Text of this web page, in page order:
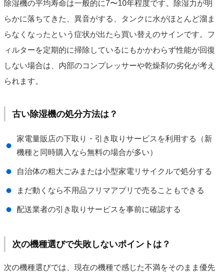
除湿機の平均寿命は一般的に7〜10年程度です。除湿力が明
らかに落ちてきた、異音がする、タンクに水がほとんど溜ま
らなくなったという症状が出たら買い替えのサインです。フ
ィルターを定期的に掃除しているにもかかわらず性能が回復
しない場合は、内部のコンプレッサーや乾燥剤の劣化が考え
られます。
古い除湿機の処分方法は？
家電量販店の下取り・引き取りサービスを利用する（新
機種と同時購入なら無料の場合が多い）
自治体の粗大ごみまたは小型家電リサイクルで処分する
まだ動くなら不用品フリマアプリで売ることもできる
配送業者の引き取りサービスを事前に確認する
次の機種選びで失敗しないポイントは？
次の機種選びでは、現在の機種で感じた不満をそのまま優先